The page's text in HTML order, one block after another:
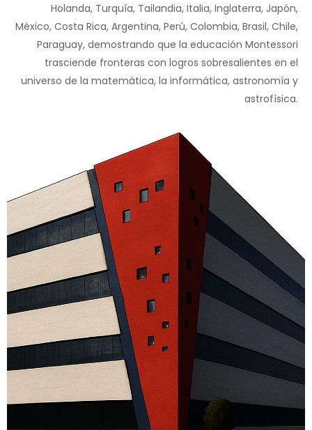
Holanda, Turquía, Tailandia, Italia, Inglaterra, Japón,
México, Costa Rica, Argentina, Perú, Colombia, Brasil, Chile,
Paraguay, demostrando que la educación Montessori
trasciende fronteras con logros sobresalientes en el
universo de la matemática, la informática, astronomía y
astrofísica.